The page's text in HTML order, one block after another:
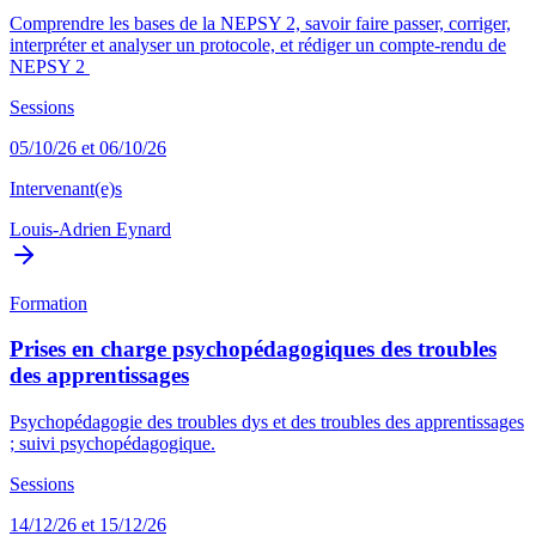
Comprendre les bases de la NEPSY 2, savoir faire passer, corriger,
interpréter et analyser un protocole, et rédiger un compte-rendu de
NEPSY 2
Sessions
05/10/26 et 06/10/26
Intervenant(e)s
Louis-Adrien Eynard
Formation
Prises en charge psychopédagogiques des troubles
des apprentissages
Psychopédagogie des troubles dys et des troubles des apprentissages
; suivi psychopédagogique.
Sessions
14/12/26 et 15/12/26